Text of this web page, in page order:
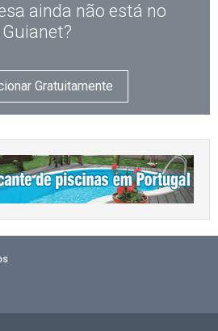
ainda não está no
Guianet?
Gratuitamente